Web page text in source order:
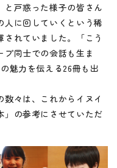
と戸惑った様子の皆さん
人に回していくという稀
れていました。「こう
同士での会話も生ま
魅力を伝える26冊も出
々は、これからイヌイ
」の参考にさせていただ